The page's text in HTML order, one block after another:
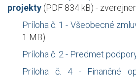
projekty (PDF 834 kB) -
Príloha č. 1 - Všeobecné
1 MB)
Príloha č. 2 - Predmet
Príloha č. 4 - Finančné